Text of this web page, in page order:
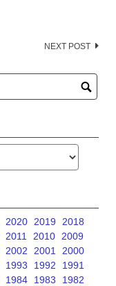
NEXT POST
2020 2019
2018
2011 2010
2009
2002 2001
2000
1993 1992
1991
1984 1983
1982